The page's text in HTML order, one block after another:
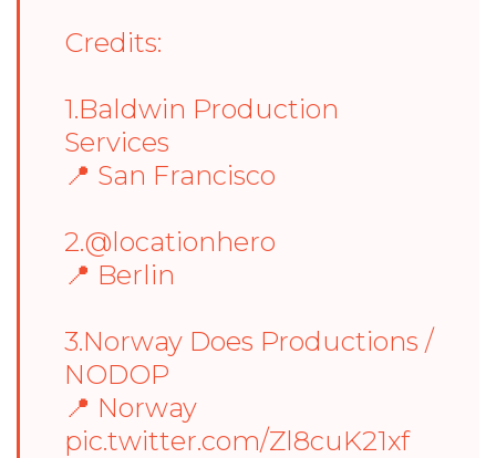
Credits:
1.Baldwin Production
Services
📍 San Francisco
2.@locationhero
📍 Berlin
3.Norway Does Productions /
NODOP
📍 Norway
pic.twitter.com/Zl8cuK21xf